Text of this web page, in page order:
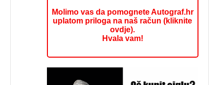
Molimo vas da pomognete Autograf.hr
uplatom priloga na naš račun (kliknite
ovdje).
Hvala vam!